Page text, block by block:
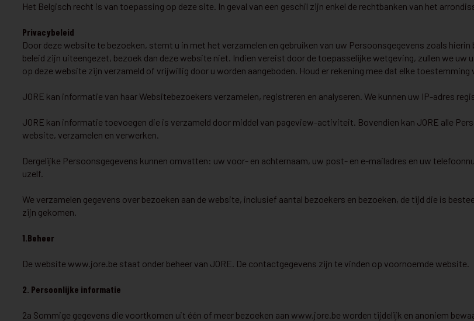
Het Belgisch recht is van toepassing op deze site. In geval van een geschil zijn enkel de rechtbanken van het
Privacybeleid
Door deze website te bezoeken, stemt u in met het verzamelen en gebruiken van uw Persoonsgegevens zoals
beleid zijn uiteengezet, bezoek dan deze website niet. Indien vereist door de toepasselijke wetgeving, zullen we
op deze website zijn verzameld of vrijwillig door u worden aangeboden. Houd er rekening mee dat elke
JORE kan informatie van haar Websitebezoekers verzamelen, registreren en analyseren. We kunnen uw IP-adres
JORE kan informatie toevoegen die is verzameld door middel van pageview-activiteit. Bovendien kan JORE alle
website, verzamelen en verwerken.
Dergelijke Persoonsgegevens kunnen omvatten: uw voor- en achternaam, uw post- en e-mailadres en uw
uzelf.
We verzamelen gegevens over bezoeken aan de website, inclusief aantal bezoekers en bezoeken, de tijd die is
zijn gekomen.
1.Beheer
De website www.jore.be staat onder beheer van JORE. De contactgegevens zijn te vinden op voornoemde website.
2. Persoonlijke informatie
2a Sommige gegevens die voortkomen uit één of meer bezoeken aan www.jore.be worden tijdelijk en anoniem